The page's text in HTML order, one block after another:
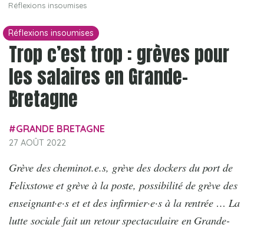
Réflexions insoumises
Réflexions insoumises
Trop c’est trop : grèves pour
les salaires en Grande-
Bretagne
GRANDE BRETAGNE
27 AOÛT 2022
Grève des cheminot.e.s, grève des dockers du port de
Felixstowe et grève à la poste, possibilité de grève des
enseignant·e·s et et des infirmier·e·s à la rentrée … La
lutte sociale fait un retour spectaculaire en Grande-